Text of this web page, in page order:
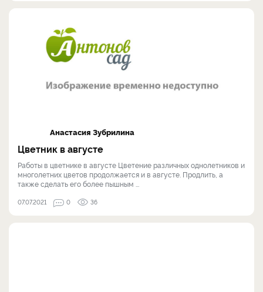
Анастасия Зубрилина
Цветник в августе
Работы в цветнике в августе Цветение различных однолетников и
многолетних цветов продолжается и в августе. Продлить, а
также сделать его более пышным ...
07.07.2021 0 36